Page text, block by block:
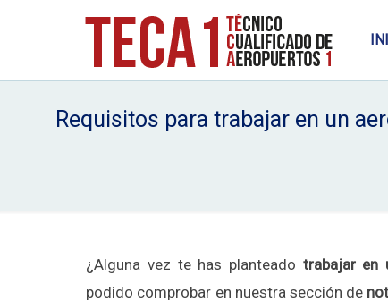
Requisitos para trabajar en un
¿Alguna vez te has planteado trabajar en
podido comprobar en nuestra sección de